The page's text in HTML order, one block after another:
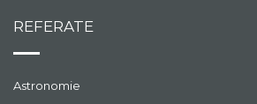
REFERATE
Astronomie